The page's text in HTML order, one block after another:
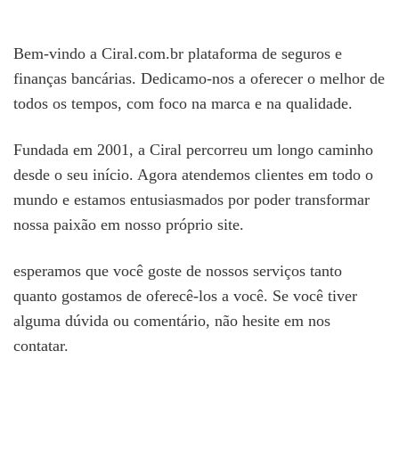
Bem-vindo a Ciral.com.br plataforma de seguros e
finanças bancárias. Dedicamo-nos a oferecer o melhor de
todos os tempos, com foco na marca e na qualidade.
Fundada em 2001, a Ciral percorreu um longo caminho
desde o seu início. Agora atendemos clientes em todo o
mundo e estamos entusiasmados por poder transformar
nossa paixão em nosso próprio site.
esperamos que você goste de nossos serviços tanto
quanto gostamos de oferecê-los a você. Se você tiver
alguma dúvida ou comentário, não hesite em nos
contatar.